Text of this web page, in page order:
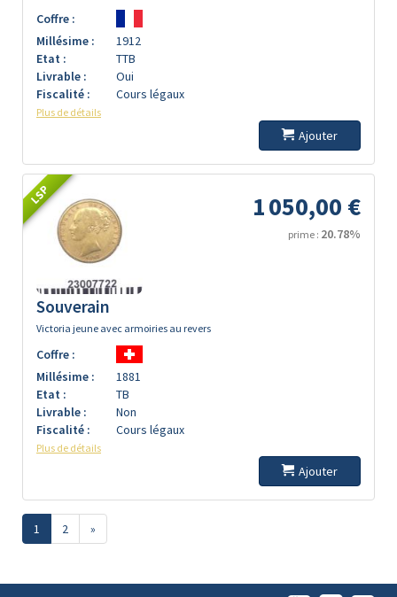
Coffre :
Millésime :
1912
Etat :
TTB
Livrable :
Oui
Fiscalité :
Cours légaux
Plus de détails
Ajouter
LSP 1 050,00 €
prime : 20.78%
Souverain
Victoria jeune avec armoiries au revers
Coffre :
Millésime :
1881
Etat :
TB
Livrable :
Non
Fiscalité :
Cours légaux
Plus de détails
Ajouter
1 2 »